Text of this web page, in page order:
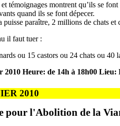
témoignages montrent qu’ils se
quand ils se font dépecer.
puisse paraître, 2 millions de chats
il faut tuer :
ou 15 castors ou 24 chats ou 40
2010 Heure: de 14h à 18h00 Lieu:
2010
pour l'Abolition de la